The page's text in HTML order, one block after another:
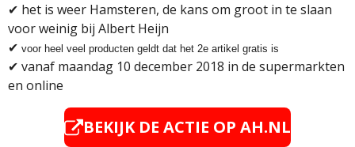
✔ het is weer Hamsteren, de kans om groot in te slaan
voor weinig bij Albert Heijn
✔ voor heel veel producten geldt dat het 2e artikel gratis is
✔ vanaf maandag 10 december 2018 in de supermarkten
en online
BEKIJK DE ACTIE OP AH.NL